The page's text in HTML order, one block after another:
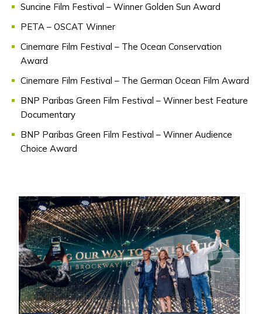
Suncine Film Festival – Winner Golden Sun Award
PETA – OSCAT Winner
Cinemare Film Festival – The Ocean Conservation
Award
Cinemare Film Festival – The German Ocean Film Award
BNP Paribas Green Film Festival – Winner best Feature
Documentary
BNP Paribas Green Film Festival – Winner Audience
Choice Award